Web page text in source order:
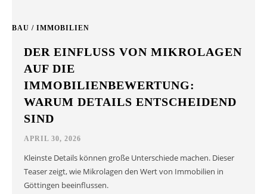
BAU / IMMOBILIEN
DER EINFLUSS VON MIKROLAGEN
AUF DIE
IMMOBILIENBEWERTUNG:
WARUM DETAILS ENTSCHEIDEND
SIND
APRIL 30, 2026
Kleinste Details können große Unterschiede machen. Dieser
Teaser zeigt, wie Mikrolagen den Wert von Immobilien in
Göttingen beeinflussen.